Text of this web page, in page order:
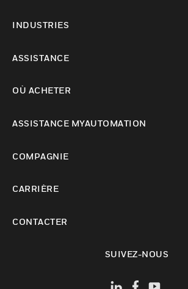
INDUSTRIES
ASSISTANCE
OÙ ACHETER
ASSISTANCE MYAUTOMATION
COMPAGNIE
CARRIÈRE
CONTACTER
SUIVEZ-NOUS